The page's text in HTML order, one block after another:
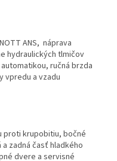
ANS, náprava
hydraulických tlmičov
ručná brzda
vpredu a vzadu
proti krupobitiu, bočné
zadná časť hladkého
dvere a servisné